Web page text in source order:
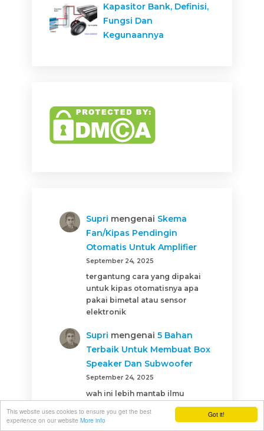
Got it!
This website uses cookies to ensure you get the best
experience on our website More info
Kapasitor Bank, Definisi,
Fungsi Dan
Kegunaannya
Supri mengenai Skema
Fan/Kipas Pendingin
Otomatis Untuk Amplifier
September 24, 2025
tergantung cara yang dipakai
untuk kipas otomatisnya apa
pakai bimetal atau sensor
elektronik
Supri mengenai5 Bahan
Terbaik Untuk Membuat Box
Speaker Dan Subwoofer
September 24, 2025
wah ini lebih mantab ilmu
Suprimengenai